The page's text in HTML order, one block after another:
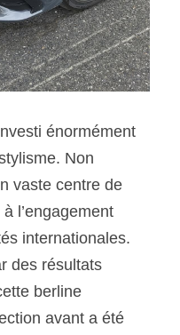
énormément
Non
vaste centre de
l’engagement
internationales.
des résultats
berline
avant a été